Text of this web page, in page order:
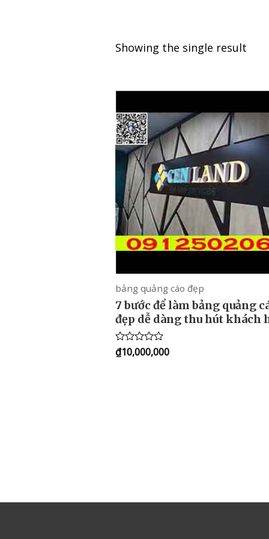
Showing the single result
bảng quảng cáo đẹp
7 bước để làm bảng quảng
đẹp dễ dàng thu hút khách
Rated
0
₫10,000,000